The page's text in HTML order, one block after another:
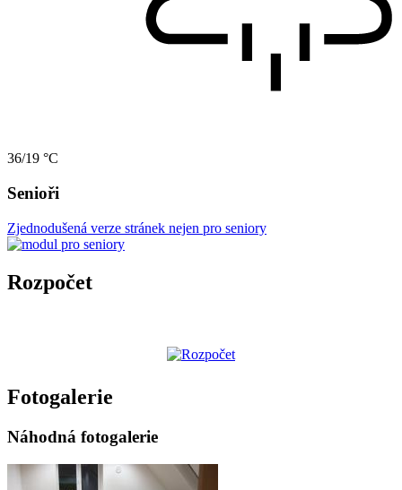
36/19 °C
Senioři
Zjednodušená verze stránek nejen pro seniory
Rozpočet
Fotogalerie
Náhodná fotogalerie